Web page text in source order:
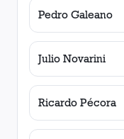
Pedro Galeano
Julio Novarini
Ricardo Pécora